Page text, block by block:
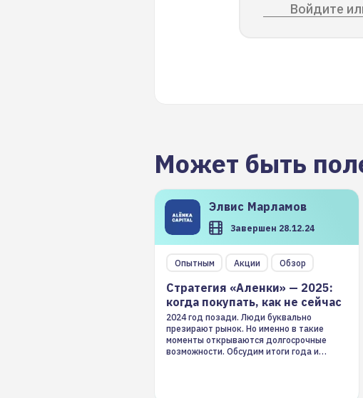
Войдите
Может быть
Элвис Марламов
Завершен 28.12.24
Опытным Акции Обзор
Стратегия «Аленки» — 2025:
когда покупать, как не сейчас
2024 год позади. Люди буквально
презирают рынок. Но именно в такие
моменты открываются долгосрочные
возможности. Обсудим итоги года и